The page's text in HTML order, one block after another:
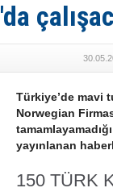
DÖDER,
Türkiye’de mavi
Norwegian
yayınlanan
150 TÜRK